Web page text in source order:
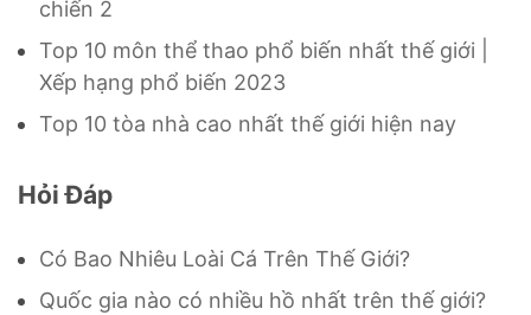
chiến 2
Top 10 môn thể thao phổ biến nhất thế giới |
Xếp hạng phổ biến 2023
Top 10 tòa nhà cao nhất thế giới hiện nay
Hỏi Đáp
Có Bao Nhiêu Loài Cá Trên Thế Giới?
Quốc gia nào có nhiều hồ nhất trên thế giới?